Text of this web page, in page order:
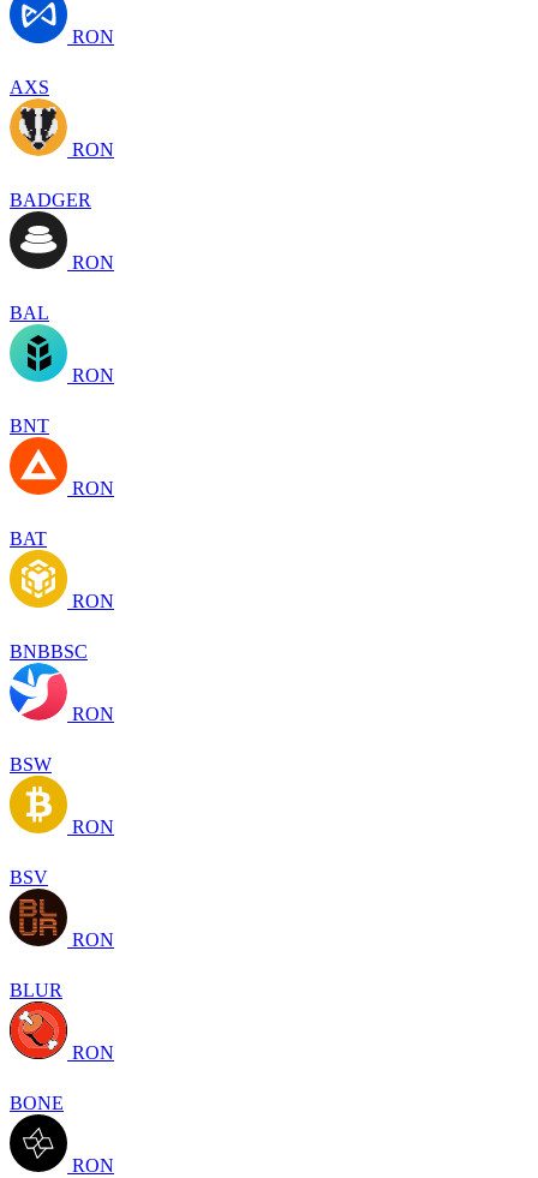
RON
AXS
RON
BADGER
RON
BAL
RON
BNT
RON
BAT
RON
BNBBSC
RON
BSW
RON
BSV
RON
BLUR
RON
BONE
RON